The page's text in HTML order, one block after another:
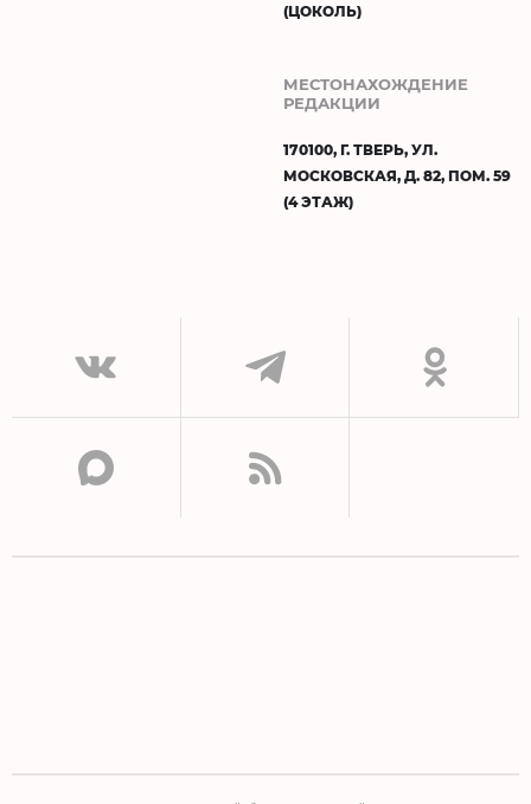
(ЦОКОЛЬ)
МЕСТОНАХОЖДЕНИЕ
РЕДАКЦИИ
170100, Г. ТВЕРЬ, УЛ.
МОСКОВСКАЯ, Д. 82, ПОМ. 59
(4 ЭТАЖ)